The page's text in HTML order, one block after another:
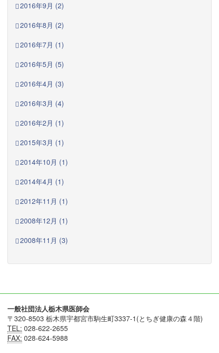
2016年9月 (2)
2016年8月 (2)
2016年7月 (1)
2016年5月 (5)
2016年4月 (3)
2016年3月 (4)
2016年2月 (1)
2015年3月 (1)
2014年10月 (1)
2014年4月 (1)
2012年11月 (1)
2008年12月 (1)
2008年11月 (3)
一般社団法人栃木県医師会
〒320-8503 栃木県宇都宮市駒生町3337-1(とちぎ健康の森４階)
TEL: 028-622-2655
FAX: 028-624-5988